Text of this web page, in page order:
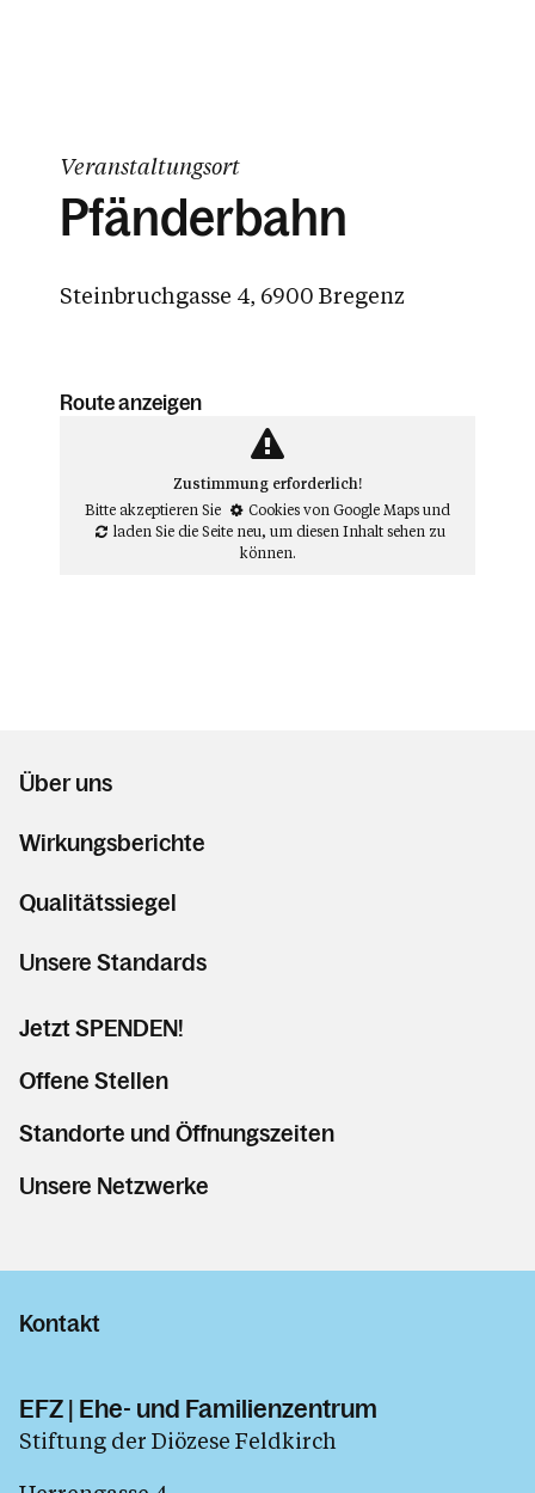
Veranstaltungsort
Pfänderbahn
Steinbruchgasse 4, 6900 Bregenz
Route anzeigen
Zustimmung erforderlich!
Bitte akzeptieren Sie
Cookies von Google Mapsund
laden Sie die Seite neu, um diesen Inhalt sehen zu
können.
Über uns
Wirkungsberichte
Qualitätssiegel
Unsere Standards
Jetzt SPENDEN!
Offene Stellen
Standorte und Öffnungszeiten
Unsere Netzwerke
Kontakt
EFZ | Ehe- und Familienzentrum
Stiftung der Diözese Feldkirch